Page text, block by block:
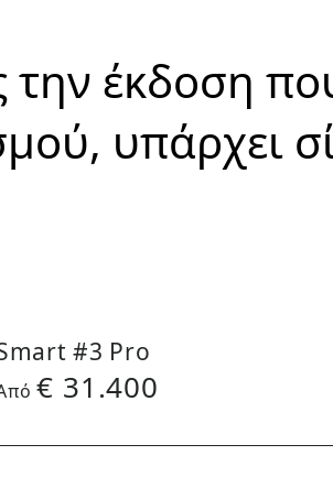
την έκδοση
υπάρχει
#3 Pro
€ 31.400